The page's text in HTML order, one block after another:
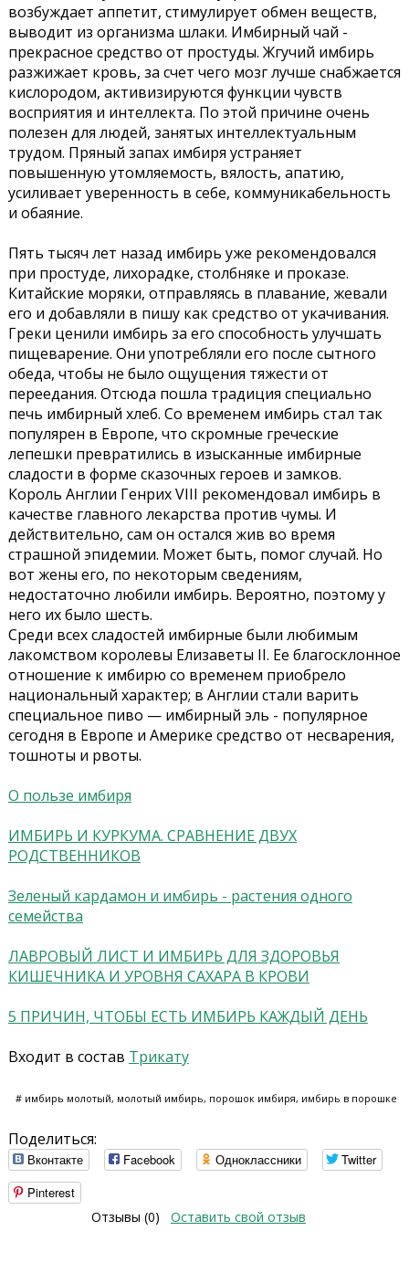
возбуждает аппетит, стимулирует обмен веществ,
выводит из организма шлаки. Имбирный чай -
прекрасное средство от простуды. Жгучий имбирь
разжижает кровь, за счет чего мозг лучше снабжается
кислородом, активизируются функции чувств
восприятия и интеллекта. По этой причине очень
полезен для людей, занятых интеллектуальным
трудом. Пряный запах имбиря устраняет
повышенную утомляемость, вялость, апатию,
усиливает уверенность в себе, коммуникабельность
и обаяние.
Пять тысяч лет назад имбирь уже рекомендовался
при простуде, лихорадке, столбняке и проказе.
Китайские моряки, отправляясь в плавание, жевали
его и добавляли в пишу как средство от укачивания.
Греки ценили имбирь за его способность улучшать
пищеварение. Они употребляли его после сытного
обеда, чтобы не было ощущения тяжести от
переедания. Отсюда пошла традиция специально
печь имбирный хлеб. Со временем имбирь стал так
популярен в Европе, что скромные греческие
лепешки превратились в изысканные имбирные
сладости в форме сказочных героев и замков.
Король Англии Генрих VIII рекомендовал имбирь в
качестве главного лекарства против чумы. И
действительно, сам он остался жив во время
страшной эпидемии. Может быть, помог случай. Но
вот жены его, по некоторым сведениям,
недостаточно любили имбирь. Вероятно, поэтому у
него их было шесть.
Среди всех сладостей имбирные были любимым
лакомством королевы Елизаветы II. Ее благосклонное
отношение к имбирю со временем приобрело
национальный характер; в Англии стали варить
специальное пиво — имбирный эль - популярное
сегодня в Европе и Америке средство от несварения,
тошноты и рвоты.
О пользе имбиря
ИМБИРЬ И КУРКУМА. СРАВНЕНИЕ ДВУХ
РОДСТВЕННИКОВ
Зеленый кардамон и имбирь - растения одного
семейства
ЛАВРОВЫЙ ЛИСТ И ИМБИРЬ ДЛЯ ЗДОРОВЬЯ
КИШЕЧНИКА И УРОВНЯ САХАРА В КРОВИ
5 ПРИЧИН, ЧТОБЫ ЕСТЬ ИМБИРЬ КАЖДЫЙ ДЕНЬ
Входит в состав Трикату
# имбирь молотый, молотый имбирь, порошок имбиря, имбирь в порошке
Поделиться:
Вконтакте Facebook Одноклассники
Twitter
Pinterest
Отзывы (0)
Оставить свой отзыв